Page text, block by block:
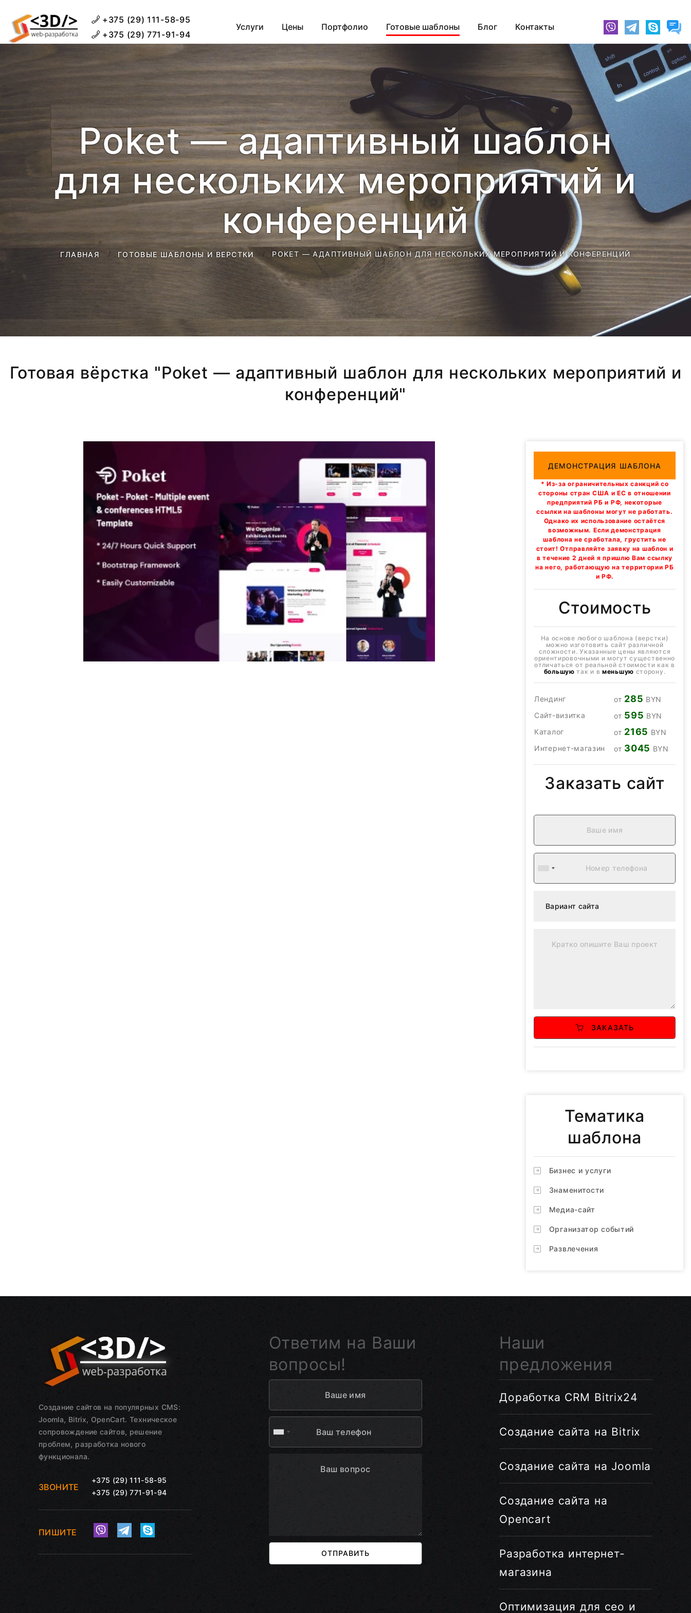
+375 (29) 111-58-95
+375 (29) 771-91-94
Услуги Цены Портфолио Готовые шаблоны Блог Контакты
Poket — адаптивный шаблон
для нескольких мероприятий и
конференций
ГЛАВНАЯ ГОТОВЫЕ ШАБЛОНЫ И ВЕРСТКИ POKET — АДАПТИВНЫЙ ШАБЛОН ДЛЯ НЕСКОЛЬКИХ МЕРОПРИЯТИЙ И КОНФЕРЕНЦИЙ
Готовая вёрстка "Poket — адаптивный шаблон для нескольких мероприятий и
конференций"
ДЕМОНСТРАЦИЯ ШАБЛОНА
* Из-за ограничительных санкций со
стороны стран США и ЕС в отношении
предприятий РБ и РФ, некоторые
ссылки на шаблоны могут не работать.
Однако их использование остаётся
возможным. Если демонстрация
шаблона не сработала, грустить не
стоит! Отправляйте заявку на шаблон и
в течение 2 дней я пришлю Вам ссылку
на него, работающую на территории РБ
и РФ.
Стоимость
На основе любого шаблона (верстки)
можно изготовить сайт различной
сложности. Указанные цены являются
ориентировочными и могут существенно
отличаться от реальной стоимости как в
большую так и в меньшую сторону.
Лендинг от 285 BYN
Сайт-визитка
от 595 BYN
Каталог
от 2165 BYN
Интернет-магазин
от 3045 BYN
Заказать сайт
ЗАКАЗАТЬ
Тематика
шаблона
Бизнес и услуги
Знаменитости
Медиа-сайт
Организатор событий
Развлечения
Создание сайтов на популярных CMS:
Joomla, Bitrix, OpenCart. Техническое
сопровождение сайтов, решение
проблем, разработка нового
функционала.
ЗВОНИТЕ
+375 (29) 111-58-95
+375 (29) 771-91-94
ПИШИТЕ
Ответим на Ваши
вопросы!
ОТПРАВИТЬ
Наши
предложения
Доработка CRM Bitrix24
Создание сайта на Bitrix
Создание сайта на Joomla
Создание сайта на
Opencart
Разработка интернет-
магазина
Оптимизация для сео и